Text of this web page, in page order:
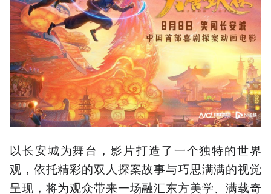
以长安城为舞台，影片打造了一个独特的世界
观，依托精彩的双人探案故事与巧思满满的视觉
呈现，将为观众带来一场融汇东方美学、满载奇